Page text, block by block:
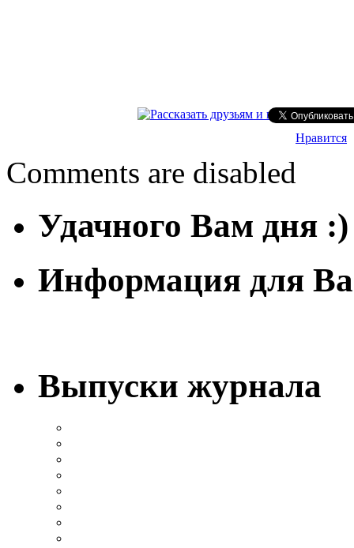
Нравится
Comments are disabled
Удачного Вам дня :)
Информация для
Выпуски журнала